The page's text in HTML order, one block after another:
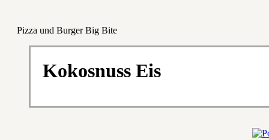
Pizza und Burger Big Bite
Kokosnuss Eis